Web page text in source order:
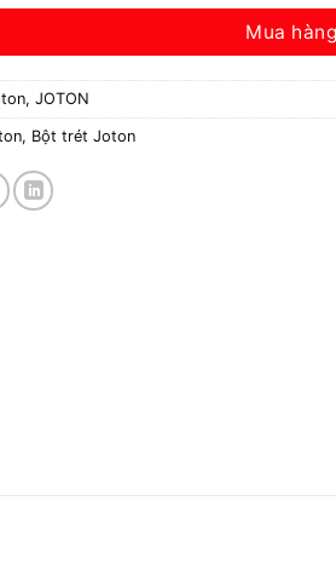
Mua hàng
,JOTON
, Bột trét Joton